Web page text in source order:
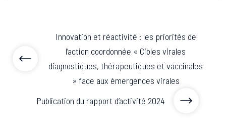
Innovation et réactivité : les priorités de
l’action coordonnée « Cibles virales
diagnostiques, thérapeutiques et vaccinales
» face aux émergences virales
Publication du rapport d’activité 2024